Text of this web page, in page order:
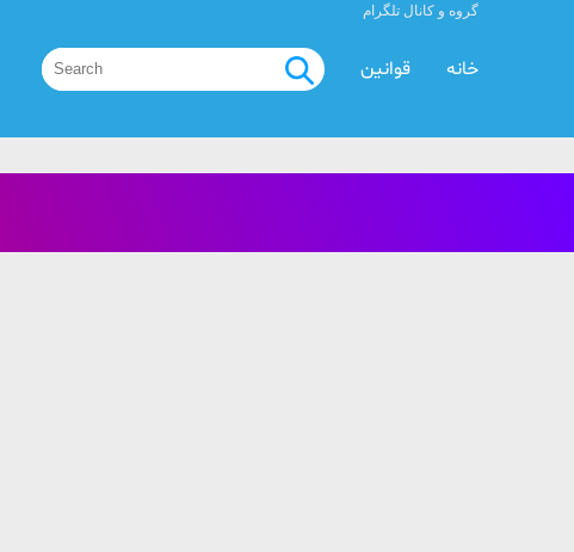
گروه و کانال تلگرام
قوانین خانه